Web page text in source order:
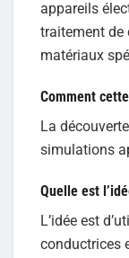
appareils
traitement de
matériaux
Comment
La
simulations
Quelle est
L’idée est
conductrices